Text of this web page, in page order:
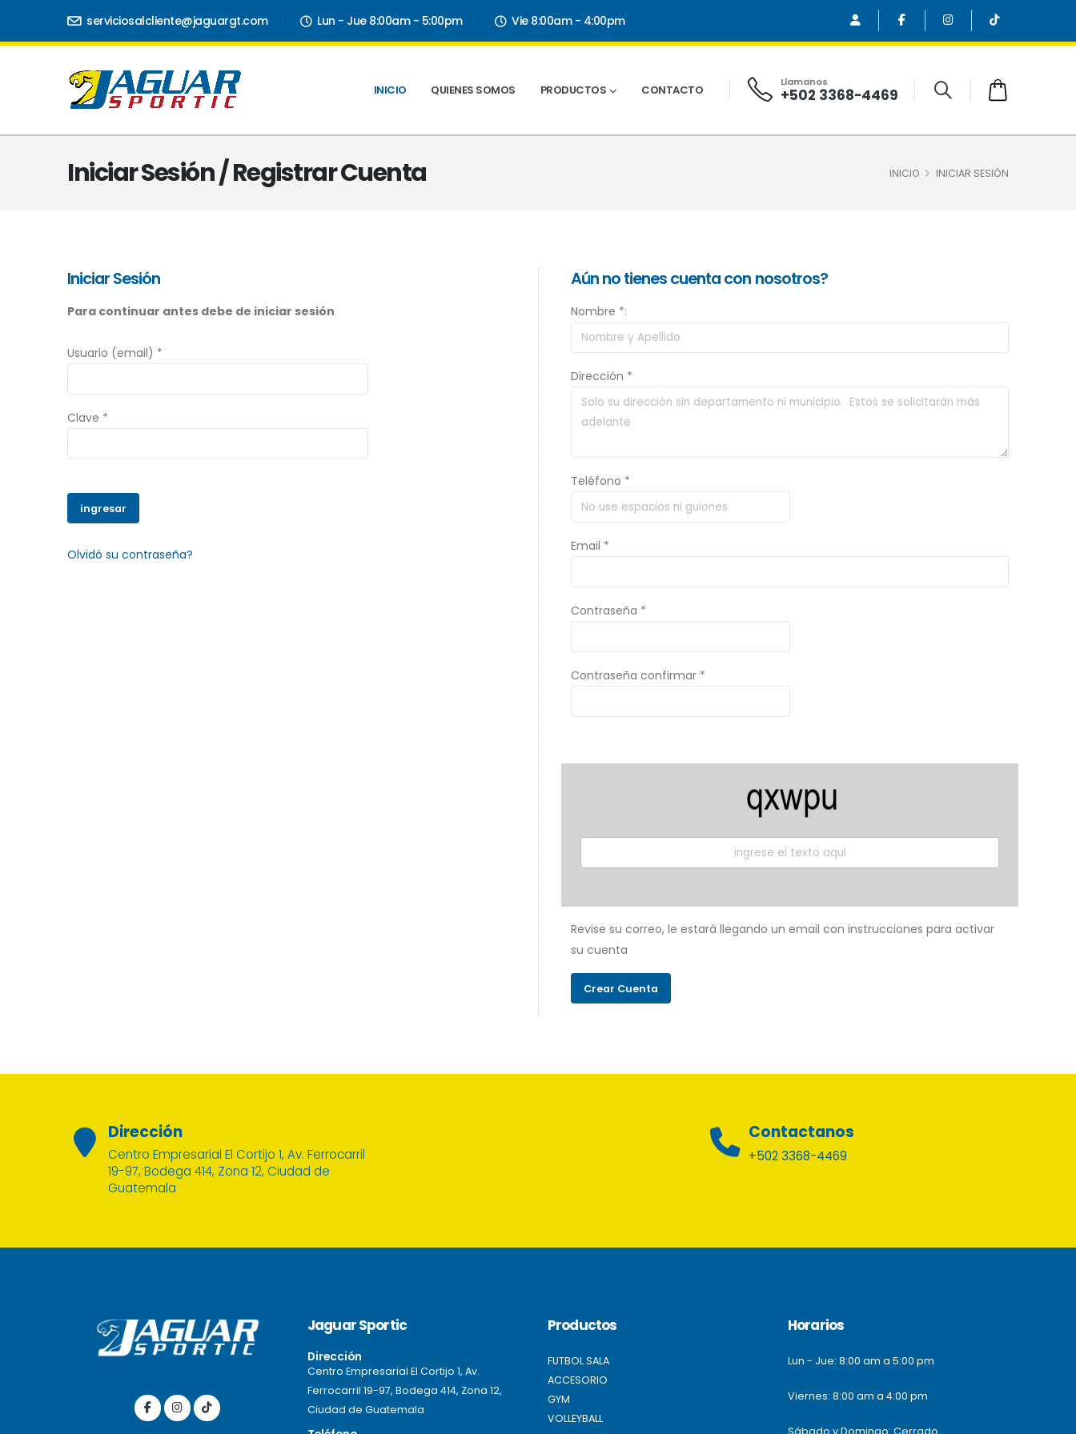
serviciosalcliente@jaguargt.com Lun - Jue 8:00am - 5:00pm Vie 8:00am - 4:00pm
INICIO QUIENES SOMOS PRODUCTOS CONTACTO
Llamanos
+502 3368-4469
Iniciar Sesión / Registrar Cuenta INICIO INICIAR SESIÓN
Iniciar Sesión
Para continuar antes debe de iniciar sesión
Usuario (email) *
Clave *
Olvidó su contraseña?
Aún no tienes cuenta con nosotros?
Nombre *:
Dirección *
Teléfono *
Email *
Contraseña *
Contraseña confirmar *
Revise su correo, le estará llegando un email con instrucciones para activar
su cuenta
Dirección
Centro Empresarial El Cortijo 1, Av. Ferrocarril
19-97, Bodega 414, Zona 12, Ciudad de
Guatemala
Contactanos
+502 3368-4469
Jaguar Sportic
Dirección
Centro Empresarial El Cortijo 1, Av.
Ferrocarril 19-97, Bodega 414, Zona 12,
Ciudad de Guatemala
Productos
FUTBOL SALA
ACCESORIO
GYM
VOLLEYBALL
Horarios
Lun - Jue: 8:00 am a 5:00 pm
Viernes: 8:00 am a 4:00 pm
Sábado y Domingo: Cerrado